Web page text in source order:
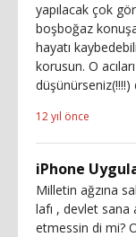
yapılacak çok
boşboğaz
hayatı
korusun. O
12 yıl önce
iPhone
Milletin ağzına
lafı , devlet sana
etmessin di mi?